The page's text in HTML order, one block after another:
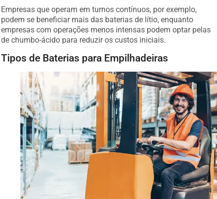
Empresas que operam em turnos contínuos, por exemplo,
podem se beneficiar mais das baterias de lítio, enquanto
empresas com operações menos intensas podem optar pelas
de chumbo-ácido para reduzir os custos iniciais.
Tipos de Baterias para Empilhadeiras